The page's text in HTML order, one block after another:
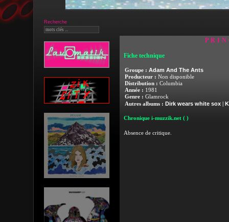
Recherche
Fiche technique
Groupe : Adam And The Ants
Producteur : Non disponible
Distribution : Columbia
Année : 1981
Genre : Glamrock
Autres albums : Dirk wears white sox|
Chronique i-muzzik.net ( )
Absence de critique.